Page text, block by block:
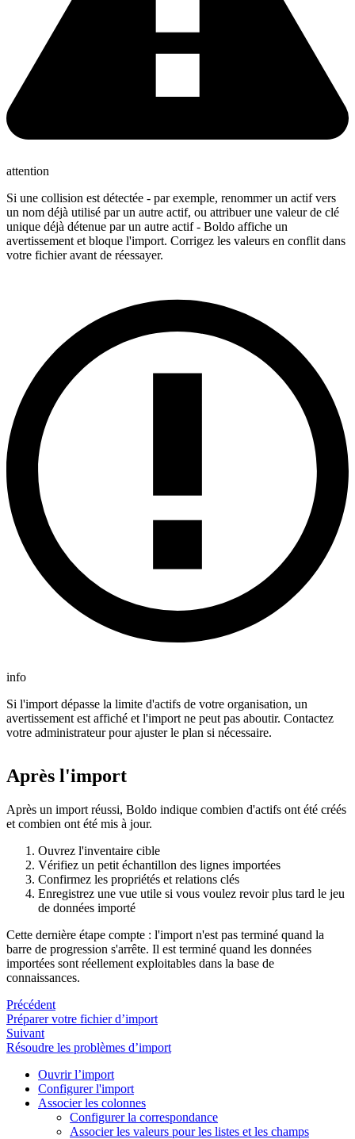
attention
Si une collision est détectée - par exemple, renommer un actif vers
un nom déjà utilisé par un autre actif, ou attribuer une valeur de clé
unique déjà détenue par un autre actif - Boldo affiche un
avertissement et bloque l'import. Corrigez les valeurs en conflit dans
votre fichier avant de réessayer.
info
Si l'import dépasse la limite d'actifs de votre organisation, un
avertissement est affiché et l'import ne peut pas aboutir. Contactez
votre administrateur pour ajuster le plan si nécessaire.
Après l'import
Après un import réussi, Boldo indique combien d'actifs ont été créés
et combien ont été mis à jour.
Ouvrez l'inventaire cible
Vérifiez un petit échantillon des lignes importées
Confirmez les propriétés et relations clés
Enregistrez une vue utile si vous voulez revoir plus tard le jeu
de données importé
Cette dernière étape compte : l'import n'est pas terminé quand la
barre de progression s'arrête. Il est terminé quand les données
importées sont réellement exploitables dans la base de
connaissances.
Précédent
Préparer votre fichier d’import
Suivant
Résoudre les problèmes d’import
Ouvrir l’import
Configurer l'import
Associer les colonnes
Configurer la correspondance
Associer les valeurs pour les listes et les champs